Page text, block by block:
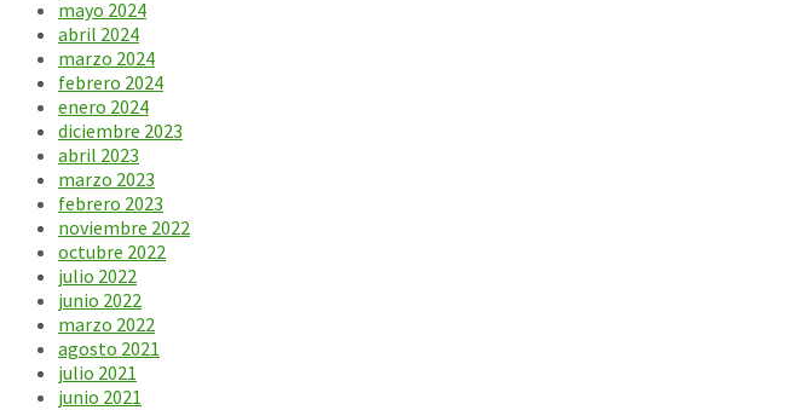
mayo 2024
abril 2024
marzo 2024
febrero 2024
enero 2024
diciembre 2023
abril 2023
marzo 2023
febrero 2023
noviembre 2022
octubre 2022
julio 2022
junio 2022
marzo 2022
agosto 2021
julio 2021
junio 2021